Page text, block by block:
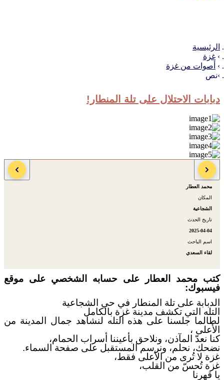
الرئيسية
غزة
أصوات من غزة
نص
دبابات الاحتلال على تلة المنطار!
الكاتب
محمد العطار
المكان
الشجاعية
تاريخ الحدث
2025-04-04
اسم الباحث
لقاء السعدي
كتب محمد العطار على حسابه الشخصي على موقع
فيسبوك:
الدبابة على تلة المنطار في حي الشجاعية
التله التي تكشف مدينة غزة بالكامل
لطالما جلسنا على هذه التله لنشاهد جمال المدينة من
الأعلى ،
كنا نعدّ المآذن، ونلاحق بأعيننا أسراب الحمام،
نضحك، نحلم، ونرسم المستقبل على صفحة السماء.
غزة لا تُرى من الأعلى فقط،
غزة تُحسّ من القلب،
يا قهرنا